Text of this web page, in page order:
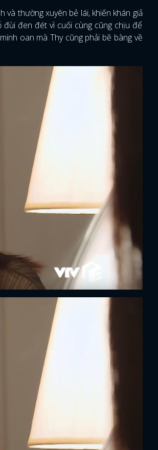
và thường xuyên bẻ lái, khiến khán giả
đùi đen đét vì cuối cùng cũng chịu để
oan mà Thy cũng phải bẽ bàng về